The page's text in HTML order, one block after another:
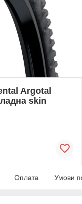
Argotal
skin
Оплата Умови